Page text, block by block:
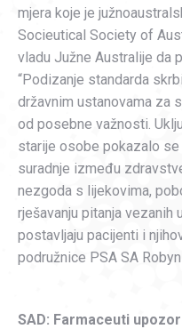
mjera koje je
Socieutical Society of
vladu Južne Australije da
“Podizanje standarda
državnim ustanovama za
od posebne važnosti.
starije osobe pokazalo
suradnje između
nezgoda s lijekovima,
rješavanju pitanja
postavljaju pacijenti i
podružnice PSA SA
SAD: Farmaceuti